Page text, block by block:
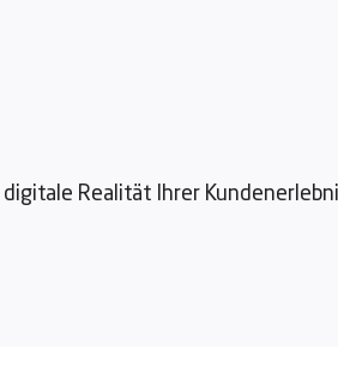
Realität Ihrer